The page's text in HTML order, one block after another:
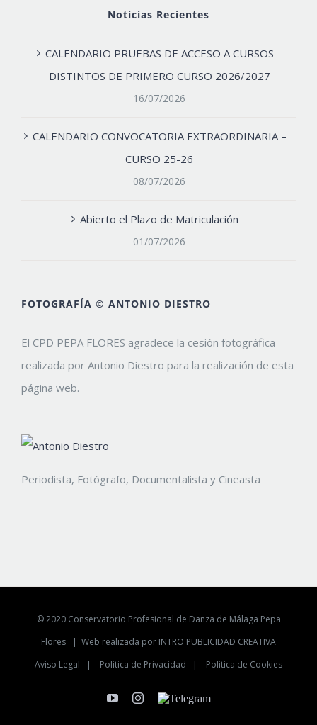
Noticias Recientes
CALENDARIO PRUEBAS DE ACCESO A CURSOS
DISTINTOS DE PRIMERO CURSO 2026/2027
16/07/2026
CALENDARIO CONVOCATORIA EXTRAORDINARIA –
CURSO 25-26
08/07/2026
Abierto el Plazo de Matriculación
01/07/2026
FOTOGRAFÍA © ANTONIO DIESTRO
El CPD PEPA FLORES agradece la cesión fotográfica
realizada por Antonio Diestro para la realización de esta
página web.
Periodista, Fotógrafo, Documentalista y Cineasta
© 2020 Conservatorio Profesional de Danza de Málaga Pepa
Flores | Web realizada por INTRO PUBLICIDAD CREATIVA
Aviso Legal | Politica de Privacidad | Politica de Cookies
YouTubeInstagram
Telegram